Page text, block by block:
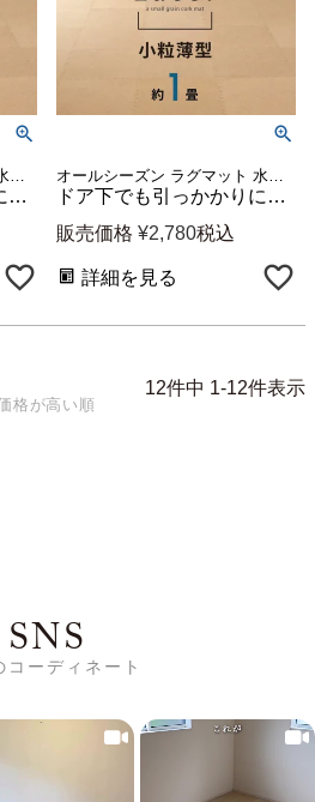
ドア下でも引っかかりにくい薄型天然コルクマット ラコル 4mm厚 30cmタイプ 36枚セット 約2畳分 [84096-036]
ドア下でも引っかかりにくい 高品質天然コルクマット 薄型ラコル 18枚セット 団地間・江戸間1畳分 [84096-018]
販売価格 ¥2,780税込
詳細を見る
格が高い順
12件中 1-12件表示
SNS
コーディネート